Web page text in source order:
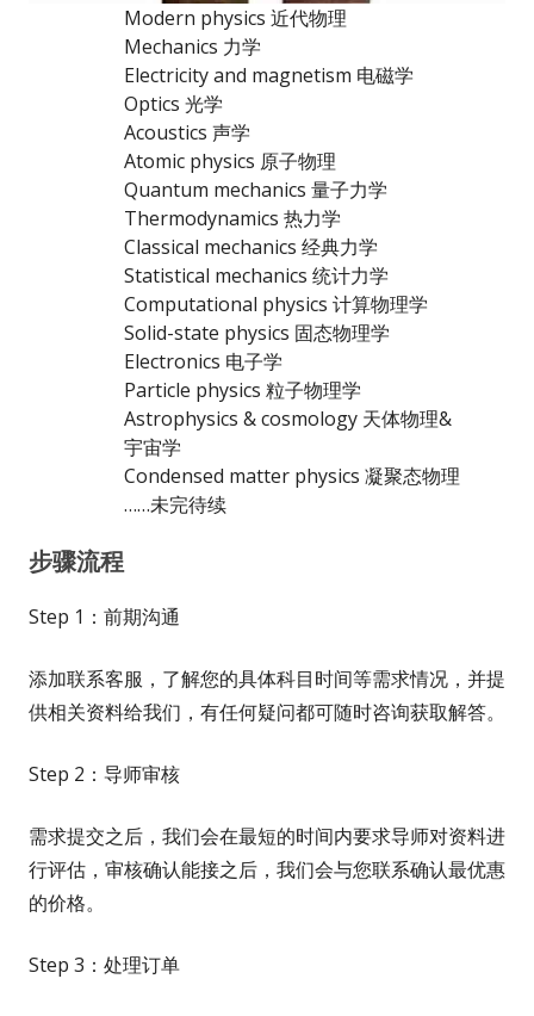
Modern physics 近代物理
Mechanics 力学
Electricity and magnetism 电磁学
Optics 光学
Acoustics 声学
Atomic physics 原子物理
Quantum mechanics 量子力学
Thermodynamics 热力学
Classical mechanics 经典力学
Statistical mechanics 统计力学
Computational physics 计算物理学
Solid-state physics 固态物理学
Electronics 电子学
Particle physics 粒子物理学
Astrophysics & cosmology 天体物理&
宇宙学
Condensed matter physics 凝聚态物理
……未完待续
步骤流程
Step 1：前期沟通
添加联系客服，了解您的具体科目时间等需求情况，并提
供相关资料给我们，有任何疑问都可随时咨询获取解答。
Step 2：导师审核
需求提交之后，我们会在最短的时间内要求导师对资料进
行评估，审核确认能接之后，我们会与您联系确认最优惠
的价格。
Step 3：处理订单